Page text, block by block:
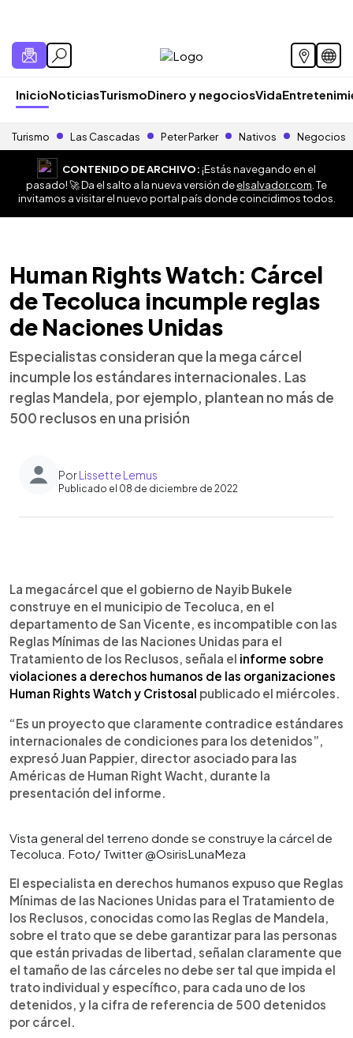
InicioNoticiasTurismoDinero y negociosVida
Turismo Las Cascadas Peter Parker Nativos Negocios
CONTENIDO DE ARCHIVO:¡Estás navegando en el
pasado! 🚀 Da el salto a la nueva versión deelsalvador.com . Te
invitamos a visitar el nuevo portal país donde coincidimos todos.
Human Rights Watch: Cárcel
de Tecoluca incumple reglas
de Naciones Unidas
Especialistas consideran que la mega cárcel
incumple los estándares internacionales. Las
reglas Mandela, por ejemplo, plantean no más de
500 reclusos en una prisión
PorLissette Lemus
Publicado el 08 de diciembre de 2022
Escuchar artículo
La megacárcel que el gobierno de Nayib Bukele
construye en el municipio de Tecoluca, en el
departamento de San Vicente, es incompatible con las
Reglas Mínimas de las Naciones Unidas para el
Tratamiento de los Reclusos, señala el informe sobre
violaciones a derechos humanos de las organizaciones
Human Rights Watch y Cristosal publicado el miércoles.
“Es un proyecto que claramente contradice estándares
internacionales de condiciones para los detenidos”,
expresó Juan Pappier, director asociado para las
Américas de Human Right Wacht, durante la
presentación del informe.
Vista general del terreno donde se construye la cárcel de
Tecoluca. Foto/ Twitter @OsirisLunaMeza
El especialista en derechos humanos expuso que Reglas
Mínimas de las Naciones Unidas para el Tratamiento de
los Reclusos, conocidas como las Reglas de Mandela,
sobre el trato que se debe garantizar para las personas
que están privadas de libertad, señalan claramente que
el tamaño de las cárceles no debe ser tal que impida el
trato individual y específico, para cada uno de los
detenidos, y la cifra de referencia de 500 detenidos
por cárcel.